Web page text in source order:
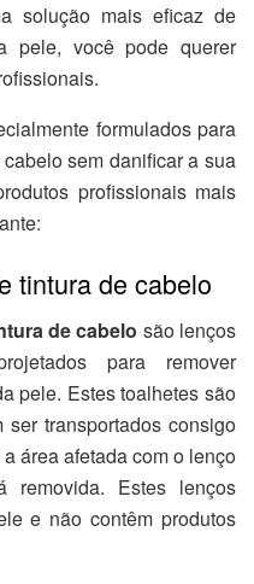
solução mais eficaz de
pele, você pode querer
formulados para
sem danificar a sua
profissionais mais
tintura de cabelo
de cabelo são lenços
para remover
pele. Estes toalhetes são
transportados consigo
área afetada com o lenço
removida. Estes lenços
e não contêm produtos